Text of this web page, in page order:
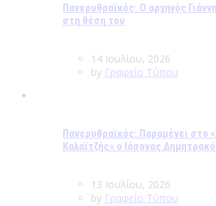
Πανερυθραϊκός: Ο αρχηγός
στη θέση του
14 Ιουλίου, 2026
by Γραφείο Τύπου
Πανερυθραϊκός: Παραμένει στο
Καλαϊτζής» ο Ιάσονας
13 Ιουλίου, 2026
by Γραφείο Τύπου